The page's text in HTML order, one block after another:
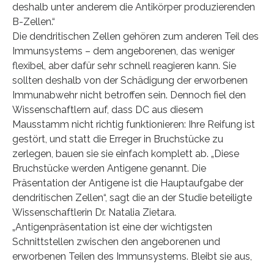
deshalb unter anderem die Antikörper produzierenden
B-Zellen.“
Die dendritischen Zellen gehören zum anderen Teil des
Immunsystems – dem angeborenen, das weniger
flexibel, aber dafür sehr schnell reagieren kann. Sie
sollten deshalb von der Schädigung der erworbenen
Immunabwehr nicht betroffen sein. Dennoch fiel den
Wissenschaftlern auf, dass DC aus diesem
Mausstamm nicht richtig funktionieren: Ihre Reifung ist
gestört, und statt die Erreger in Bruchstücke zu
zerlegen, bauen sie sie einfach komplett ab. „Diese
Bruchstücke werden Antigene genannt. Die
Präsentation der Antigene ist die Hauptaufgabe der
dendritischen Zellen“, sagt die an der Studie beteiligte
Wissenschaftlerin Dr. Natalia Zietara.
„Antigenpräsentation ist eine der wichtigsten
Schnittstellen zwischen den angeborenen und
erworbenen Teilen des Immunsystems. Bleibt sie aus,